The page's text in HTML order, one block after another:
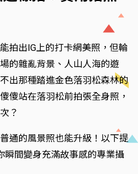
拍出IG上的打卡網美照，但輪
的雜亂背景、人山人海的遊
出那種踏進金色落羽松森林的
傻站在落羽松前拍張全身照，
？
通的風景照也能升級！以下提
瞬間變身充滿故事感的專業攝